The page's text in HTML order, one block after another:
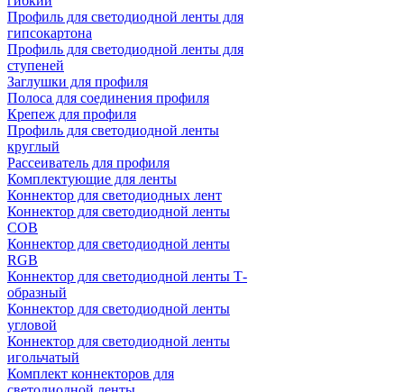
Профиль для светодиодной ленты для
гипсокартона
Профиль для светодиодной ленты для
ступеней
Заглушки для профиля
Полоса для соединения профиля
Крепеж для профиля
Профиль для светодиодной ленты
круглый
Рассеиватель для профиля
Комплектующие для ленты
Коннектор для светодиодных лент
Коннектор для светодиодной ленты
COB
Коннектор для светодиодной ленты
RGB
Коннектор для светодиодной ленты Т-
образный
Коннектор для светодиодной ленты
угловой
Коннектор для светодиодной ленты
игольчатый
Комплект коннекторов для